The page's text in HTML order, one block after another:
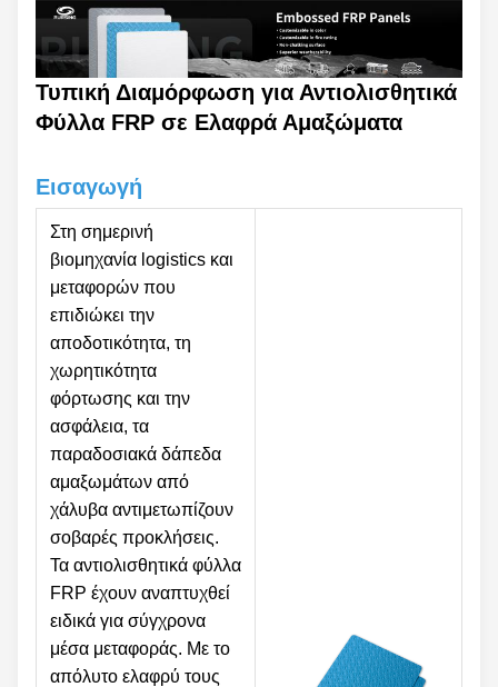
Τυπική Διαμόρφωση για Αντιολισθητικά
Φύλλα FRP σε Ελαφρά Αμαξώματα
Εισαγωγή
Στη σημερινή
βιομηχανία logistics και
μεταφορών που
επιδιώκει την
αποδοτικότητα, τη
χωρητικότητα
φόρτωσης και την
ασφάλεια, τα
παραδοσιακά δάπεδα
αμαξωμάτων από
χάλυβα αντιμετωπίζουν
σοβαρές προκλήσεις.
Τα αντιολισθητικά φύλλα
FRP έχουν αναπτυχθεί
ειδικά για σύγχρονα
μέσα μεταφοράς. Με το
απόλυτο ελαφρύ τους